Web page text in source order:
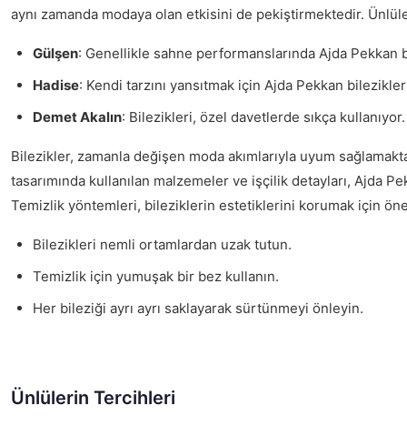
aynı zamanda modaya olan etkisini de pekiştirmektedir.
Gülşen: Genellikle sahne performanslarında Ajda
Hadise: Kendi tarzını yansıtmak için Ajda Pekkan
Demet Akalın: Bilezikleri, özel davetlerde sıkça kullanıyor.
Bilezikler, zamanla değişen moda akımlarıyla uyum
tasarımında kullanılan malzemeler ve işçilik detayları, Ajda
Temizlik yöntemleri, bileziklerin estetiklerini korumak için
Bilezikleri nemli ortamlardan uzak tutun.
Temizlik için yumuşak bir bez kullanın.
Her bileziği ayrı ayrı saklayarak sürtünmeyi önleyin.
Ünlülerin Tercihleri